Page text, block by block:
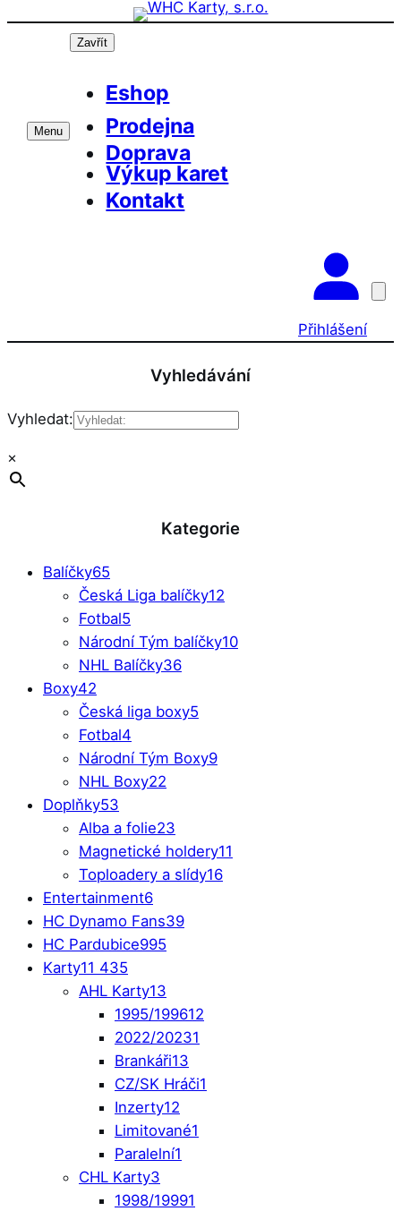
Přeskočit
Menu
Zavřít
Eshop
Prodejna
Doprava
Výkup karet
Kontakt
Přihlášení
Vyhledávání
Vyhledat:
×
Kategorie
Balíčky65
Česká Liga balíčky12
Fotbal5
Národní Tým balíčky10
NHL Balíčky36
Boxy42
Česká liga boxy5
Fotbal4
Národní Tým Boxy9
NHL Boxy22
Doplňky53
Alba a folie23
Magnetické holdery11
Toploadery a slídy16
Entertainment6
HC Dynamo Fans39
HC Pardubice995
Karty11 435
AHL Karty13
1995/199612
2022/20231
Brankáři13
CZ/SK Hráči1
Inzerty12
Limitované1
Paralelní1
CHL Karty3
1998/19991
Prázdninová otevírací doba prodejny! PO a ST